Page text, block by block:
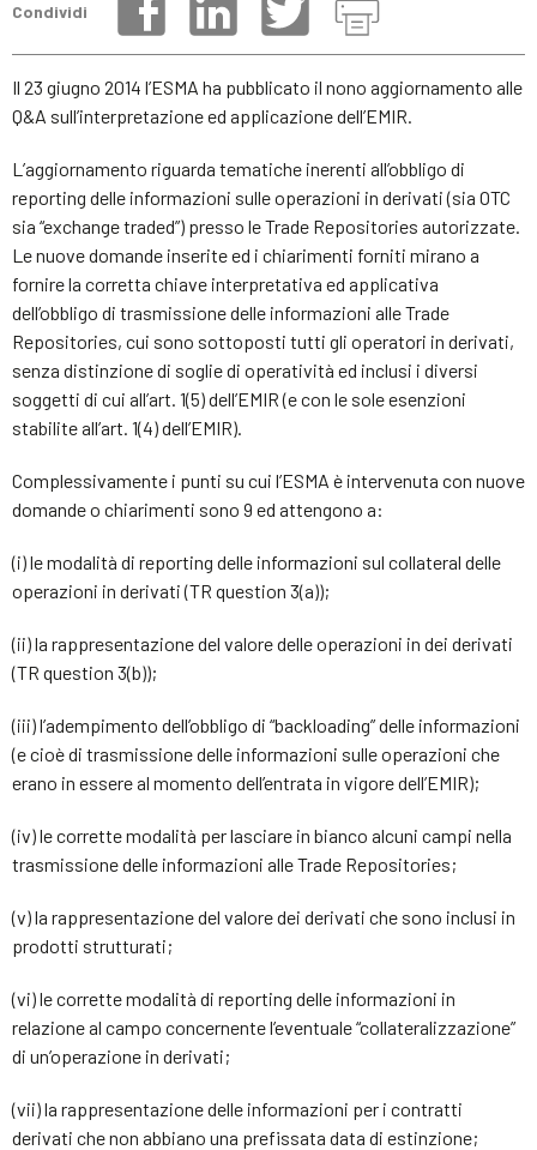
Condividi
Il 23 giugno 2014 l’ESMA ha pubblicato il nono aggiornamento alle
Q&A sull’interpretazione ed applicazione dell’EMIR.
L’aggiornamento riguarda tematiche inerenti all’obbligo di
reporting delle informazioni sulle operazioni in derivati (sia OTC
sia “exchange traded”) presso le Trade Repositories autorizzate.
Le nuove domande inserite ed i chiarimenti forniti mirano a
fornire la corretta chiave interpretativa ed applicativa
dell’obbligo di trasmissione delle informazioni alle Trade
Repositories, cui sono sottoposti tutti gli operatori in derivati,
senza distinzione di soglie di operatività ed inclusi i diversi
soggetti di cui all’art. 1(5) dell’EMIR (e con le sole esenzioni
stabilite all’art. 1(4) dell’EMIR).
Complessivamente i punti su cui l’ESMA è intervenuta con nuove
domande o chiarimenti sono 9 ed attengono a:
(i) le modalità di reporting delle informazioni sul collateral delle
operazioni in derivati (TR question 3(a));
(ii) la rappresentazione del valore delle operazioni in dei derivati
(TR question 3(b));
(iii) l’adempimento dell’obbligo di “backloading” delle informazioni
(e cioè di trasmissione delle informazioni sulle operazioni che
erano in essere al momento dell’entrata in vigore dell’EMIR);
(iv) le corrette modalità per lasciare in bianco alcuni campi nella
trasmissione delle informazioni alle Trade Repositories;
(v) la rappresentazione del valore dei derivati che sono inclusi in
prodotti strutturati;
(vi) le corrette modalità di reporting delle informazioni in
relazione al campo concernente l’eventuale “collateralizzazione”
di un’operazione in derivati;
(vii) la rappresentazione delle informazioni per i contratti
derivati che non abbiano una prefissata data di estinzione;